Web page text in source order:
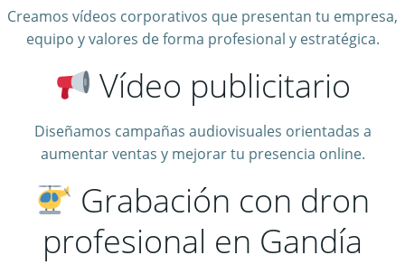
Creamos vídeos corporativos que presentan tu empresa,
equipo y valores de forma profesional y estratégica.
Vídeo publicitario
Diseñamos campañas audiovisuales orientadas a
aumentar ventas y mejorar tu presencia online.
Grabación con dron
profesional en Gandía